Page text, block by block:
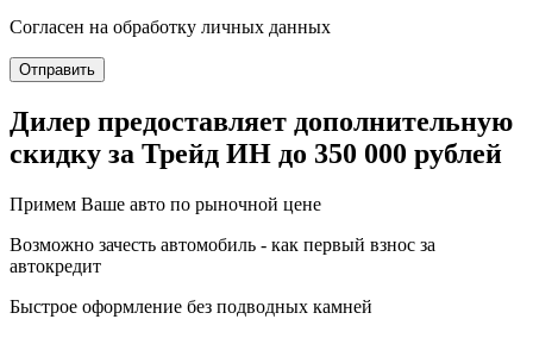
Согласен на обработку личных данных
Отправить
Дилер предоставляет дополнительную
скидку за Трейд ИН до 350 000 рублей
Примем Ваше авто по рыночной цене
Возможно зачесть автомобиль - как первый взнос за
автокредит
Быстрое оформление без подводных камней